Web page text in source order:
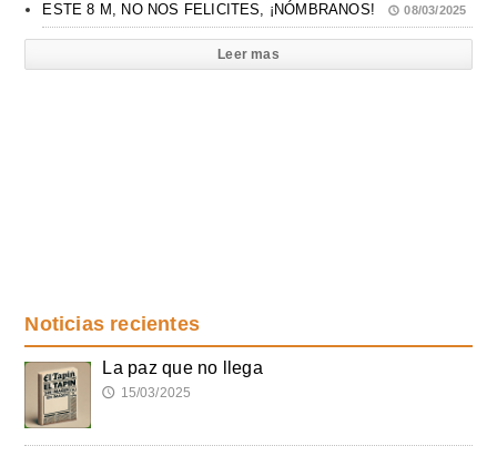
ESTE 8 M, NO NOS FELICITES, ¡NÓMBRANOS! 08/03/2025
Leer mas
Noticias recientes
La paz que no llega
🕔 15/03/2025